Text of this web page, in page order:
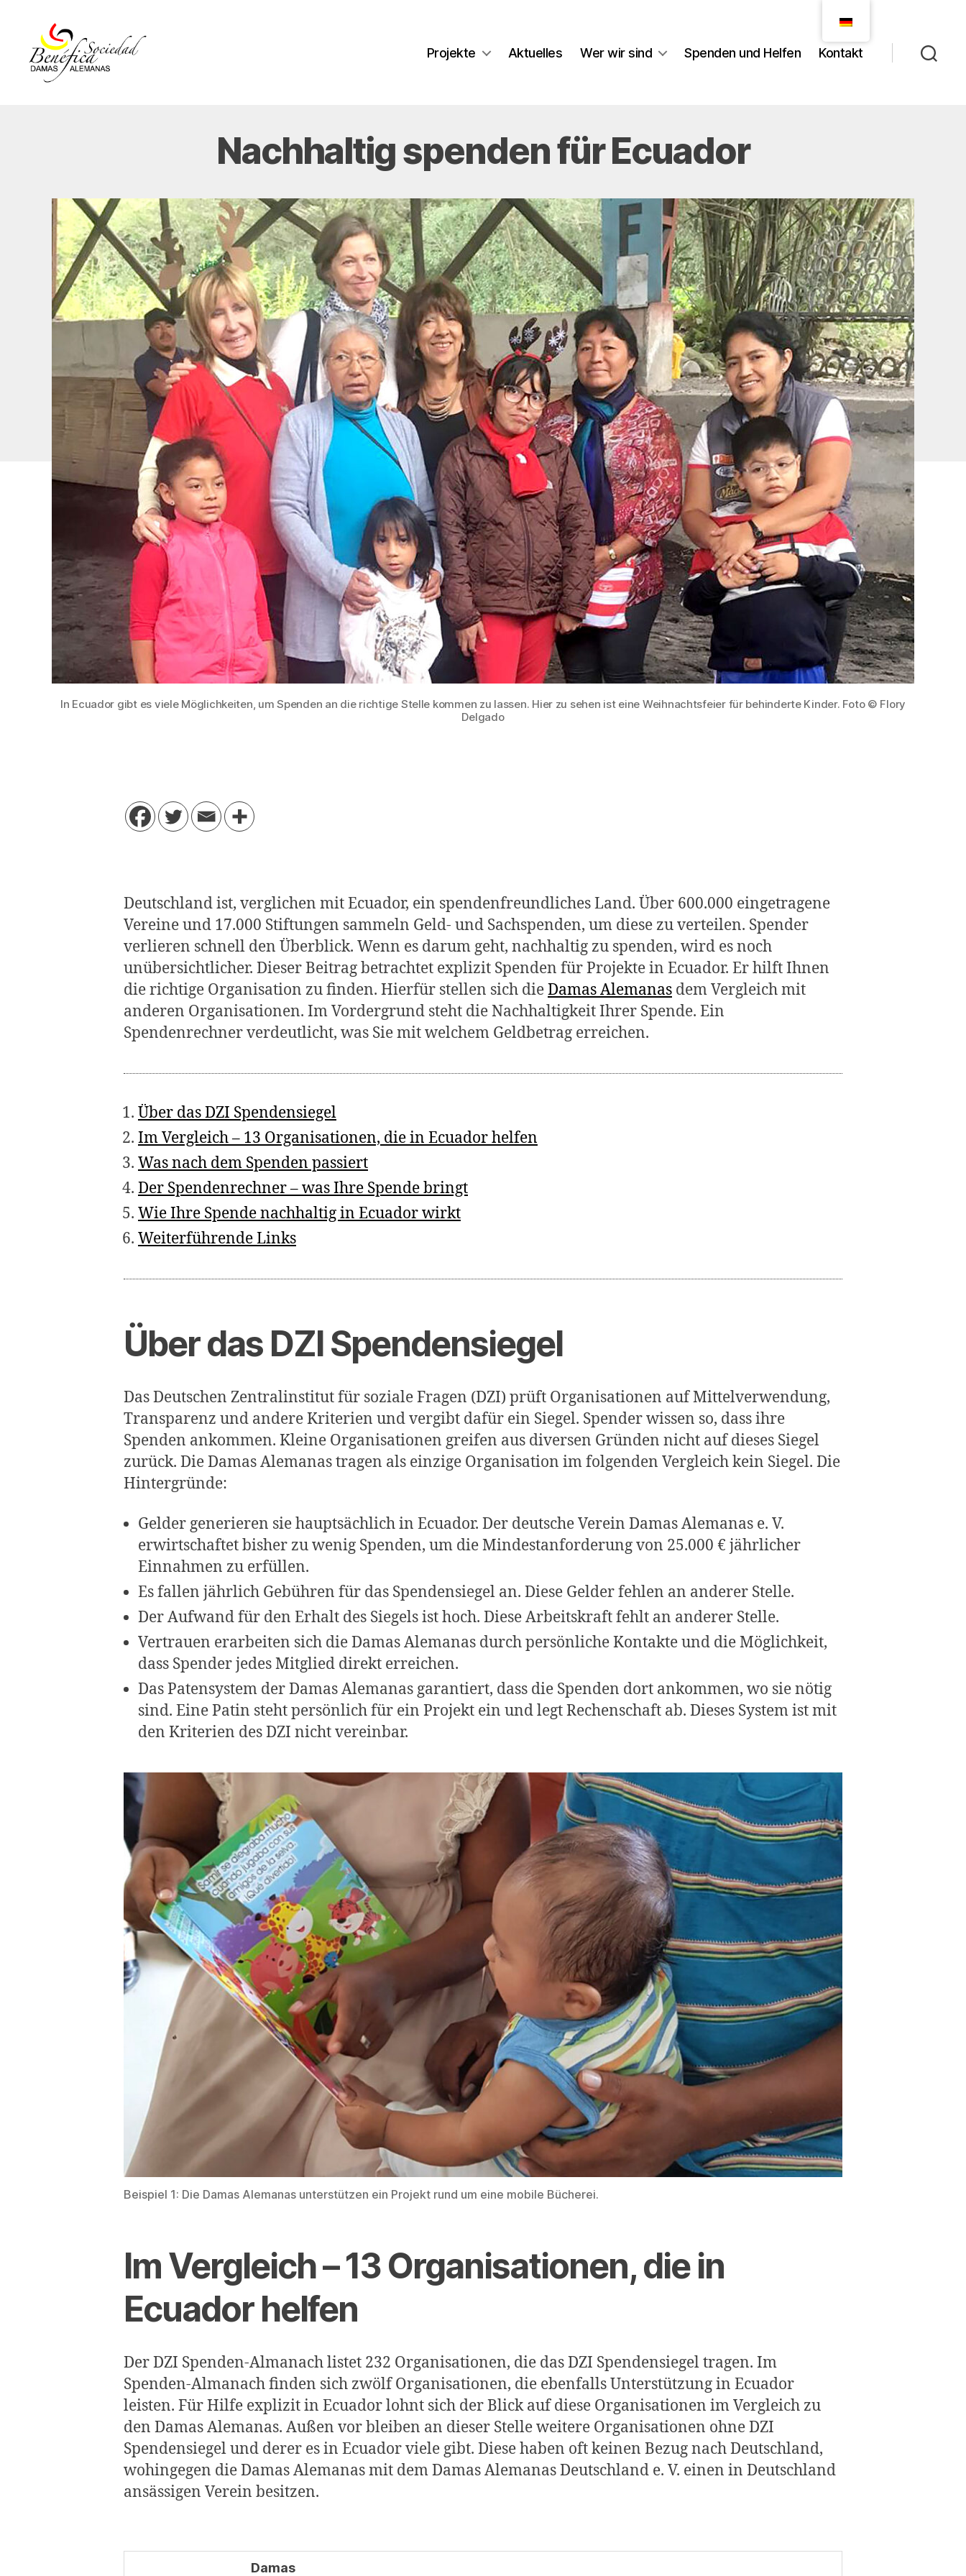
Projekte Aktuelles Wer wir sind Spenden und Helfen Kontakt
Nachhaltig spenden für Ecuador
In Ecuador gibt es viele Möglichkeiten, um Spenden an die richtige Stelle kommen zu lassen. Hier zu sehen ist eine Weihnachtsfeier für behinderte Kinder. Foto © Flory
Delgado
Deutschland ist, verglichen mit Ecuador, ein spendenfreundliches Land. Über 600.000 eingetragene
Vereine und 17.000 Stiftungen sammeln Geld- und Sachspenden, um diese zu verteilen. Spender
verlieren schnell den Überblick. Wenn es darum geht, nachhaltig zu spenden, wird es noch
unübersichtlicher. Dieser Beitrag betrachtet explizit Spenden für Projekte in Ecuador. Er hilft Ihnen
die richtige Organisation zu finden. Hierfür stellen sich dieDamas Alemanas dem Vergleich mit
anderen Organisationen. Im Vordergrund steht die Nachhaltigkeit Ihrer Spende. Ein
Spendenrechner verdeutlicht, was Sie mit welchem Geldbetrag erreichen.
Über das DZI Spendensiegel
Im Vergleich – 13 Organisationen, die in Ecuador helfen
Was nach dem Spenden passiert
Der Spendenrechner – was Ihre Spende bringt
Wie Ihre Spende nachhaltig in Ecuador wirkt
Weiterführende Links
Über das DZI Spendensiegel
Das Deutschen Zentral­institut für soziale Fragen (DZI) prüft Organisationen auf Mittelverwendung,
Transparenz und andere Kriterien und vergibt dafür ein Siegel. Spender wissen so, dass ihre
Spenden ankommen. Kleine Organisationen greifen aus diversen Gründen nicht auf dieses Siegel
zurück. Die Damas Alemanas tragen als einzige Organisation im folgenden Vergleich kein Siegel. Die
Hintergründe:
Gelder generieren sie hauptsächlich in Ecuador. Der deutsche Verein Damas Alemanas e. V.
erwirtschaftet bisher zu wenig Spenden, um die Mindestanforderung von 25.000 € jährlicher
Einnahmen zu erfüllen.
Es fallen jährlich Gebühren für das Spendensiegel an. Diese Gelder fehlen an anderer Stelle.
Der Aufwand für den Erhalt des Siegels ist hoch. Diese Arbeitskraft fehlt an anderer Stelle.
Vertrauen erarbeiten sich die Damas Alemanas durch persönliche Kontakte und die Möglichkeit,
dass Spender jedes Mitglied direkt erreichen.
Das Patensystem der Damas Alemanas garantiert, dass die Spenden dort ankommen, wo sie nötig
sind. Eine Patin steht persönlich für ein Projekt ein und legt Rechenschaft ab. Dieses System ist mit
den Kriterien des DZI nicht vereinbar.
Beispiel 1: Die Damas Alemanas unterstützen ein Projekt rund um eine mobile Bücherei.
Im Vergleich – 13 Organisationen, die in
Ecuador helfen
Der DZI Spenden-Almanach listet 232 Organisationen, die das DZI Spendensiegel tragen. Im
Spenden-Almanach finden sich zwölf Organisationen, die ebenfalls Unterstützung in Ecuador
leisten. Für Hilfe explizit in Ecuador lohnt sich der Blick auf diese Organisationen im Vergleich zu
den Damas Alemanas. Außen vor bleiben an dieser Stelle weitere Organisationen ohne DZI
Spendensiegel und derer es in Ecuador viele gibt. Diese haben oft keinen Bezug nach Deutschland,
wohingegen die Damas Alemanas mit dem Damas Alemanas Deutschland e. V. einen in Deutschland
ansässigen Verein besitzen.
Damas